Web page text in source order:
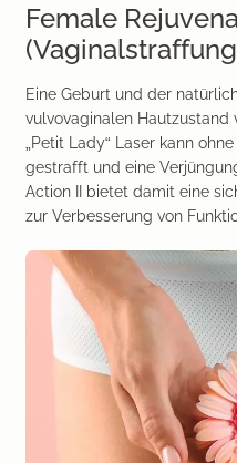
Female
Eine Geburt und der
vulvovaginalen Hautzustand
„Petit Lady“ Laser kann
gestrafft und eine
Action II bietet damit eine
zur Verbesserung von